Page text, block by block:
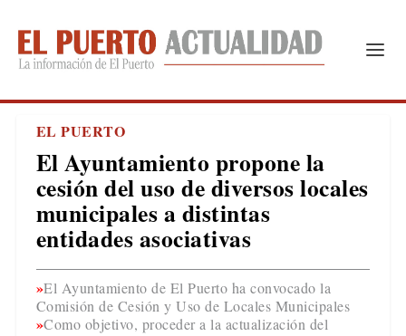
EL PUERTO
El Ayuntamiento propone la
cesión del uso de diversos locales
municipales a distintas
entidades asociativas
El Ayuntamiento de El Puerto ha convocado la
Comisión de Cesión y Uso de Locales Municipales
Como objetivo, proceder a la actualización del